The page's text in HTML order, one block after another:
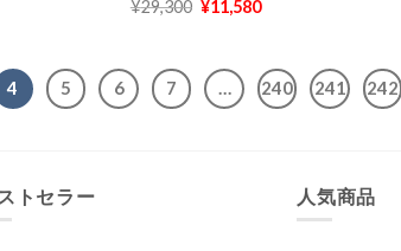
で
す。
¥29,300 元
は
¥29,300
で
¥11,580現
格
は
¥11,580
4 5 6 7 … 240 241 242
トセラー 人気商品